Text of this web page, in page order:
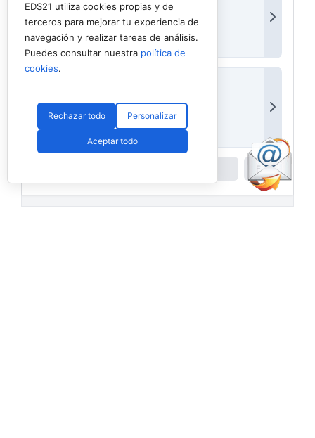
EDS21 utiliza cookies propias y de
terceros para mejorar tu experiencia de
navegación y realizar tareas de análisis.
Puedes consultar nuestra política de
cookies.
Rechazar todo Personalizar
Aceptar todo